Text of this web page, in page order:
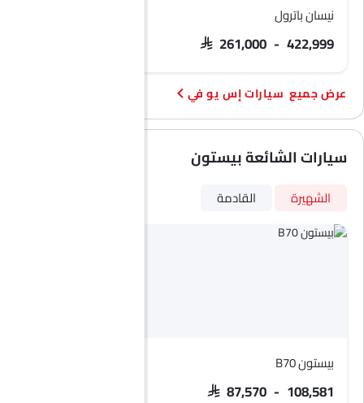
نيسان باترول
SAR 261,000 - 422,999
سيارات إس يو في
سيارات الشائعة بيستون
الشهيرة القادمة
بيستون B70
SAR 87,570 - 108,581